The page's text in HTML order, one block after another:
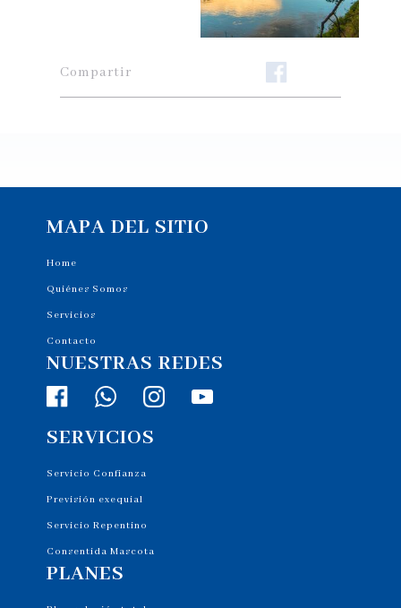
Compartir
MAPA DEL SITIO
Home
Quiénes Somos
Servicios
Contacto
NUESTRAS REDES
SERVICIOS
Servicio Confianza
Previsión exequial
Servicio Repentino
Consentida Mascota
PLANES